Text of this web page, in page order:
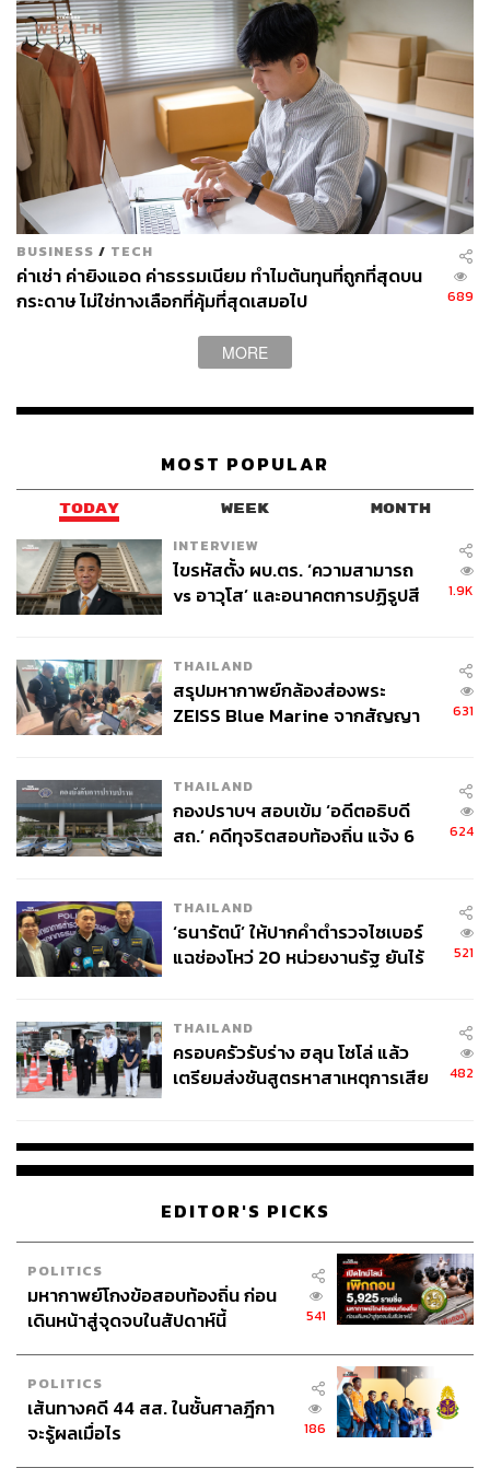
BUSINESS / TECH
ค่าเช่า ค่ายิงแอด ค่าธรรมเนียม ทำไมต้นทุนที่ถูกที่สุดบน
กระดาษ ไม่ใช่ทางเลือกที่คุ้มที่สุดเสมอไป
689
MORE
MOST POPULAR
TODAY WEEK MONTH
INTERVIEW
ไขรหัสตั้ง ผบ.ตร. ‘ความสามารถ
vs อาวุโส’ และอนาคตการปฏิรูปสี
1.9K
THAILAND
สรุปมหากาพย์กล้องส่องพระ
ZEISS Blue Marine จากสัญญา
จ่ายหนี้-แอบระบุแบรนด์
631
THAILAND
กองปราบฯ สอบเข้ม ‘อดีตอธิบดี
สถ.’ คดีทุจริตสอบท้องถิ่น แจ้ง 6
624
THAILAND
‘ธนารัตน์’ ให้ปากคำตำรวจไซเบอร์
แฉช่องโหว่ 20 หน่วยงานรัฐ ยันไร้
521
THAILAND
ครอบครัวรับร่าง ฮลุน โซโล่ แล้ว
เตรียมส่งชันสูตรหาสาเหตุการเสีย
482
EDITOR'S PICKS
POLITICS
มหากาพย์โกงข้อสอบท้องถิ่น ก่อน
เดินหน้าสู่จุดจบในสัปดาห์นี้
541
POLITICS
เส้นทางคดี 44 สส. ในชั้นศาลฎีกา
จะรู้ผลเมื่อไร
186